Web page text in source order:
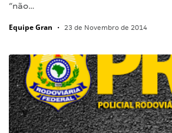
“não…
Equipe Gran • 23 de Novembro de 2014